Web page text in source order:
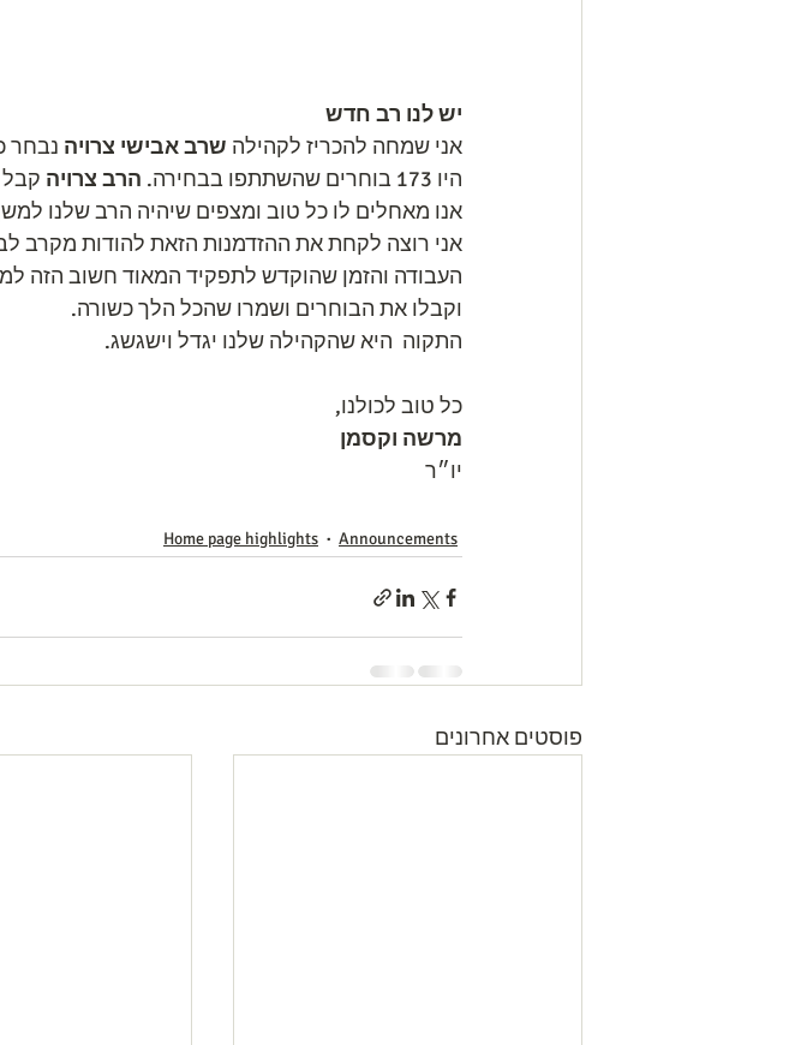
יש לנו רב חדש
אני שמחה להכריז לקהילה שרב אבישי צרויה נבחר
היו 173 בוחרים שהשתתפו בבחירה.
הרב צרויה קבל 70% מהקולות.
אנו מאחלים לו כל טוב ומצפים שיהיה הרב שלנו
אני רוצה לקחת את ההזדמנות הזאת להודות מקרב
העבודה והזמן שהוקדש לתפקיד המאוד חשוב הזה
וקבלו את הבוחרים ושמרו שהכל הלך כשורה.
התקוה  היא שהקהילה שלנו יגדל וישגשג.
כל טוב לכולנו,
מרשה וקסמן
יו״ר
Announcements
Home page highlights
פוסטים אחרונים